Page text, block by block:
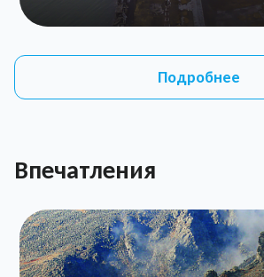
Подробнее
Впечатления